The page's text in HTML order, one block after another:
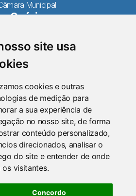
site usa
cookies e outras
de medição para
a sua experiência de
no nosso site, de forma
conteúdo personalizado,
direcionados, analisar o
do site e entender de onde
os visitantes.
Concordo
Municipal
Osório
place
Centro CEP: 95520.000 - Osório/RS
ring_volume
Telefone
(51) 9 8024-0884
Schedule
feira: 08h às 12h e das 13h30min às
17h30min
mail